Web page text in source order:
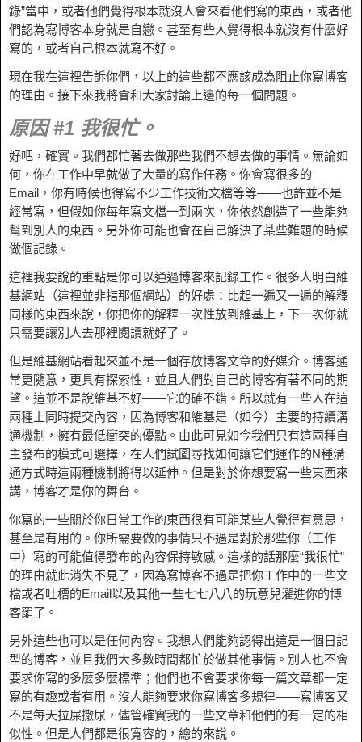
錄”當中，或者他們覺得根本就沒人會來看他們寫的東西，或者他
們認為寫博客本身就是自戀。甚至有些人覺得根本就沒有什麼好
寫的，或者自己根本就寫不好。
現在我在這裡告訴你們，以上的這些都不應該成為阻止你寫博客
的理由。接下來我將會和大家討論上邊的每一個問題。
原因 #1 我很忙。
好吧，確實。我們都忙著去做那些我們不想去做的事情。無論如
何，你在工作中早就做了大量的寫作任務。你會寫很多的
Email，你有時候也得寫不少工作技術文檔等等——也許並不是
經常寫，但假如你每年寫文檔一到兩次，你依然創造了一些能夠
幫到別人的東西。另外你可能也會在自己解決了某些難題的時候
做個記錄。
這裡我要說的重點是你可以通過博客來記錄工作。很多人明白維
基網站（這裡並非指那個網站）的好處：比起一遍又一遍的解釋
同樣的東西來說，你把你的解釋一次性放到維基上，下一次你就
只需要讓別人去那裡閱讀就好了。
但是維基網站看起來並不是一個存放博客文章的好媒介。博客通
常更隨意，更具有探索性，並且人們對自己的博客有著不同的期
望。這並不是說維基不好——它的確不錯。所以就有一些人在這
兩種上同時提交內容，因為博客和維基是（如今）主要的持續溝
通機制，擁有最低衝突的優點。由此可見如今我們只有這兩種自
主發布的模式可選擇，在人們試圖尋找如何讓它們運作的N種溝
通方式時這兩種機制將得以延伸。但是對於你想要寫一些東西來
講，博客才是你的舞台。
你寫的一些關於你日常工作的東西很有可能某些人覺得有意思，
甚至是有用的。你所需要做的事情只不過是對於那些你（工作
中）寫的可能值得發布的內容保持敏感。這樣的話那麼“我很忙”
的理由就此消失不見了，因為寫博客不過是把你工作中的一些文
檔或者吐槽的Email以及其他一些七七八八的玩意兒灌進你的博
客罷了。
另外這些也可以是任何內容。我想人們能夠認得出這是一個日記
型的博客，並且我們大多數時間都忙於做其他事情。別人也不會
要求你寫的多麼多麼標準；他們也不會要求你每一篇文章都一定
寫的有趣或者有用。沒人能夠要求你寫博客多規律——寫博客又
不是每天拉屎撒尿，儘管確實我的一些文章和他們的有一定的相
似性。但是人們都是很寬容的，總的來說。